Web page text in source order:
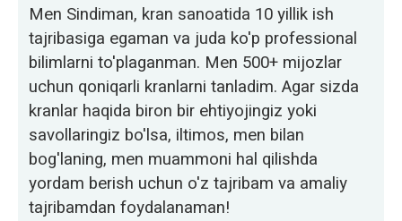
Men Sindiman, kran sanoatida 10 yillik ish
tajribasiga egaman va juda ko'p professional
bilimlarni to'plaganman. Men 500+ mijozlar
uchun qoniqarli kranlarni tanladim. Agar sizda
kranlar haqida biron bir ehtiyojingiz yoki
savollaringiz bo'lsa, iltimos, men bilan
bog'laning, men muammoni hal qilishda
yordam berish uchun o'z tajribam va amaliy
tajribamdan foydalanaman!